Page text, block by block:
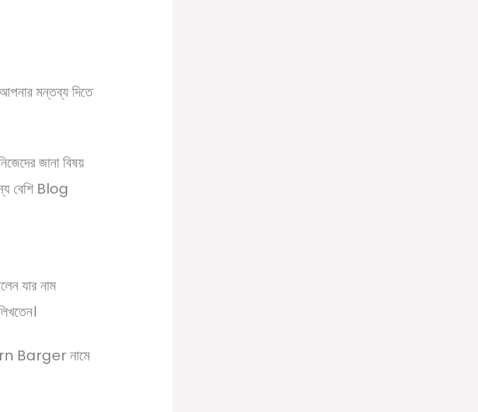
মন্তব্য দিতে
জানা বিষয়
বেশি Blog
যার নাম
Barger নামে